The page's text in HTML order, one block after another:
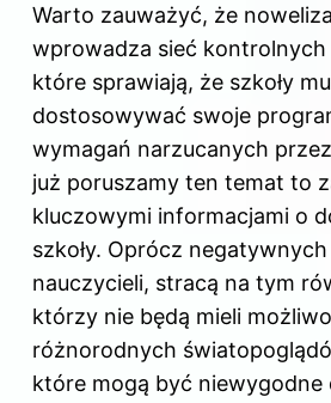
Warto zauważyć, że
wprowadza sieć kontrolnych
które sprawiają, że szkoły
dostosowywać swoje
wymagań narzucanych
już poruszamy ten temat to
kluczowymi informacjami o
szkoły. Oprócz
nauczycieli, stracą na tym
którzy nie będą mieli
różnorodnych
które mogą być niewygodne